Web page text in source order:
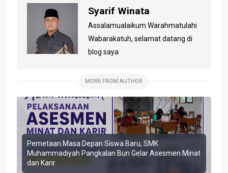
Syarif Winata
Assalamualaikum Warahmatulahi
Wabarakatuh, selamat datang di
blog saya
MORE FROM AUTHOR
Pemetaan Masa Depan Siswa Baru, SMK
Muhammadiyah Pangkalan Bun Gelar Asesmen Minat
dan Karir